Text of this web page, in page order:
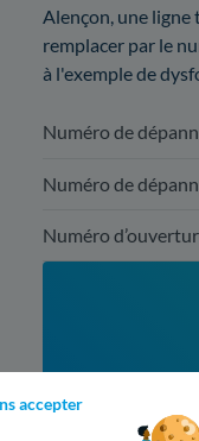
accepter
Alençon, une ligne
remplacer par le
à l'exemple de
Numéro de
Numéro de
Numéro